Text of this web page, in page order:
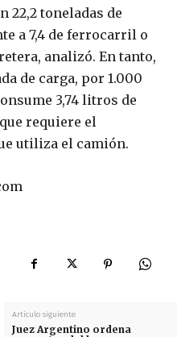
22,2 toneladas de
a 7,4 de ferrocarril o
analizó. En tanto,
de carga, por 1.000
3,74 litros de
requiere el
utiliza el camión.
Artículo siguiente
Juez Argentino ordena